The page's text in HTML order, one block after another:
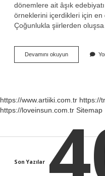
dönemlere ait âşık
örneklerini içerdikleri için en
Çoğunlukla şiirlerden
Devamını okuyunCönk
Nedir
https://www.artiiki.com.tr https://
https://loveinsun.com.tr Sitemap
Sidebar
Son Yazılar